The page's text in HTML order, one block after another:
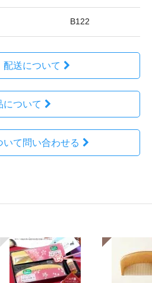
B122
配送について
について
いて問い合わせる